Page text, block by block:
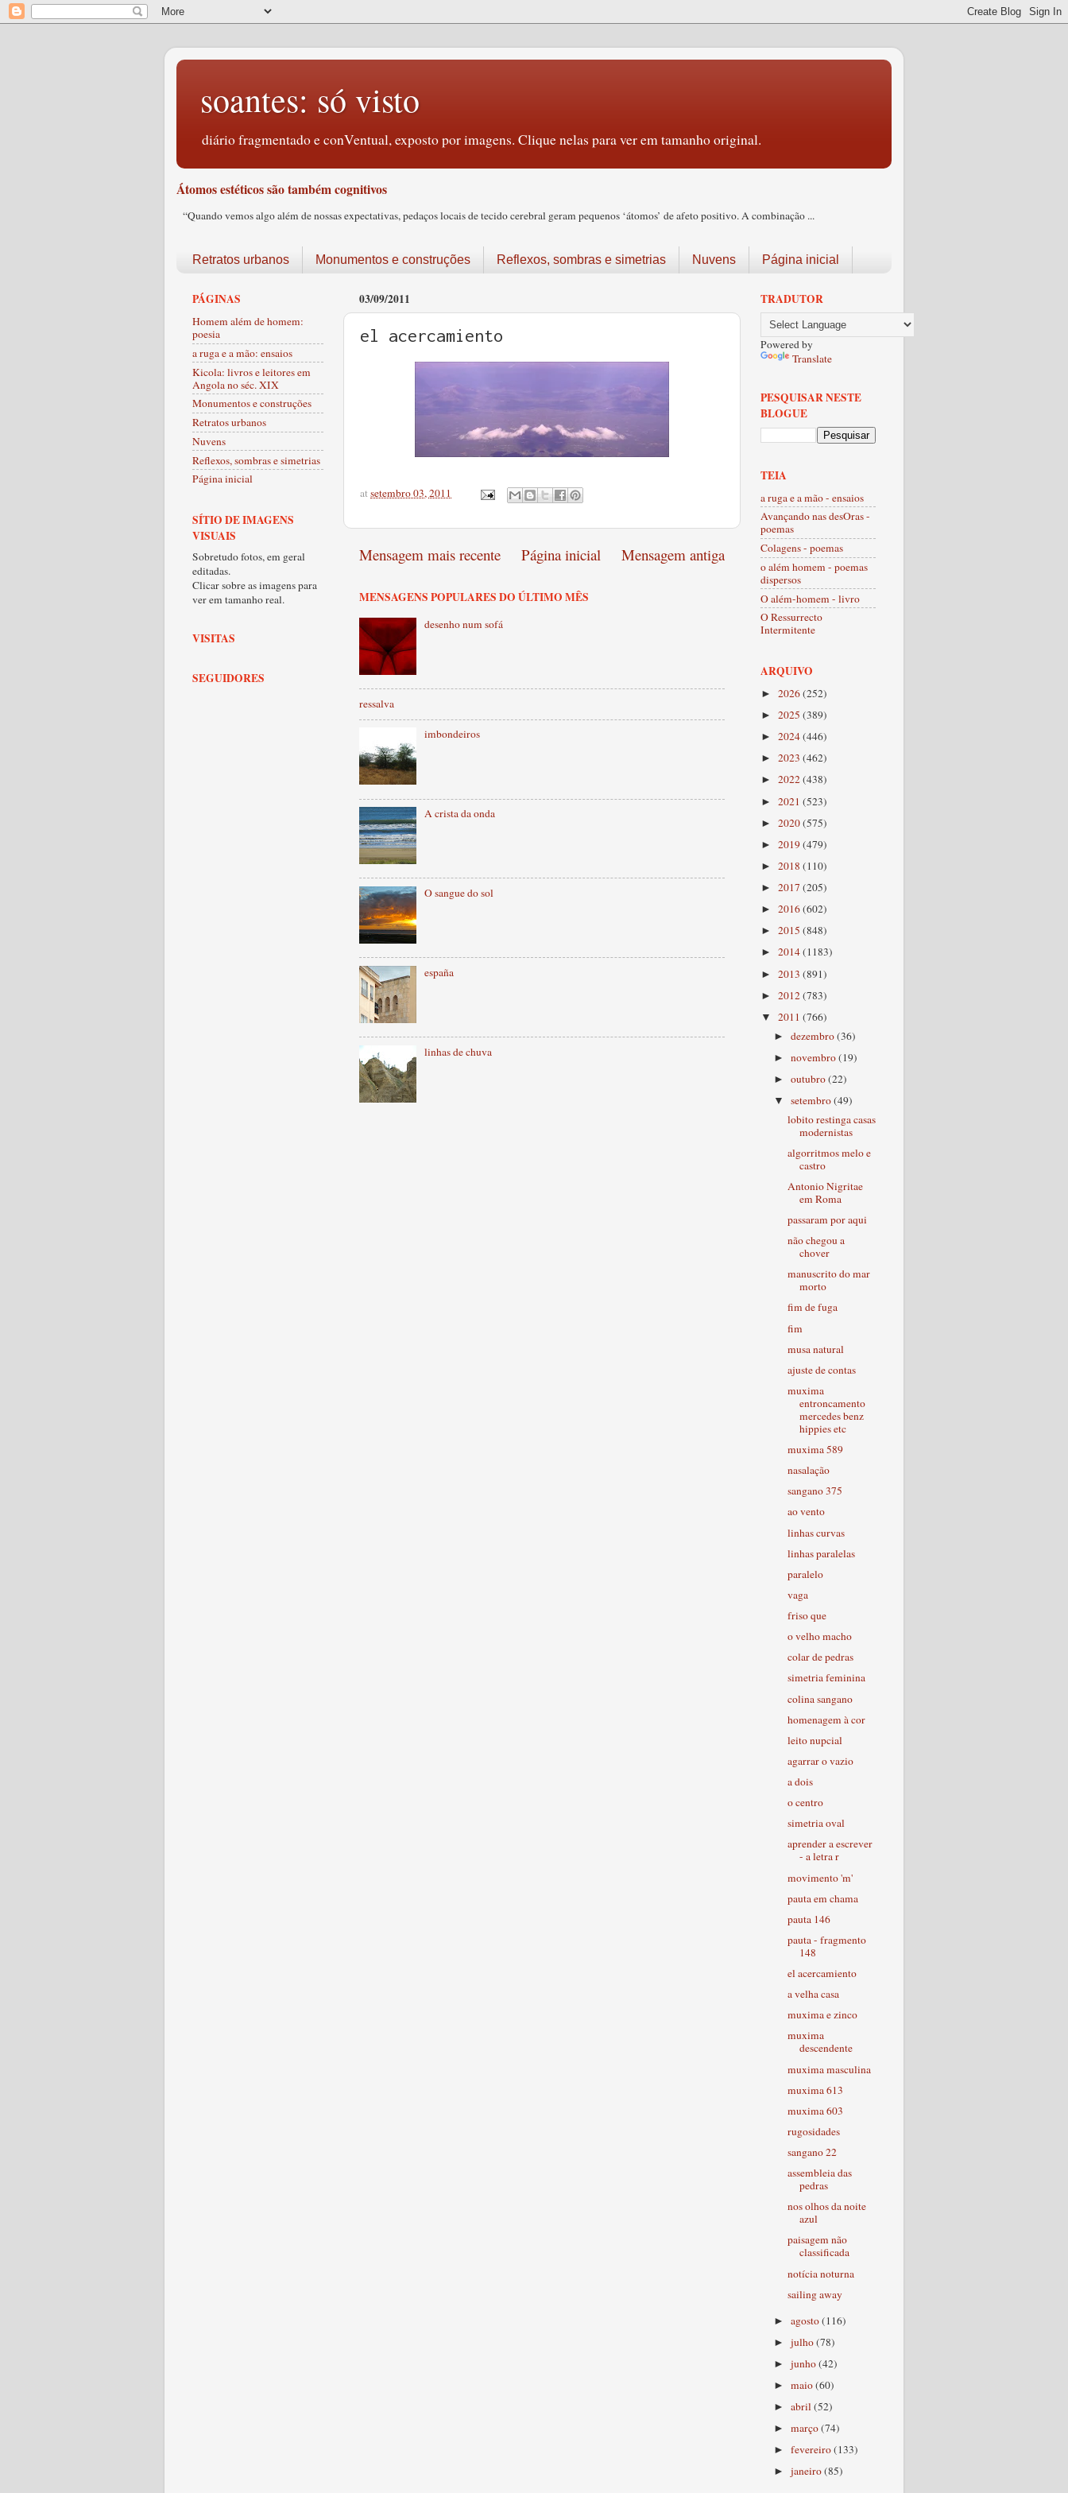
soantes: só visto
diário fragmentado e conVentual, exposto por imagens. Clique nelas para ver em tamanho original.
Átomos estéticos são também cognitivos
“Quando vemos algo além de nossas expectativas, pedaços locais de tecido cerebral geram pequenos ‘átomos’ de afeto positivo. A combinação ...
Retratos urbanos Monumentos e construções Reflexos, sombras e simetrias Nuvens Página inicial
03/09/2011
el acercamiento
atsetembro 03, 2011
Mensagem mais recente Mensagem antiga
Página inicial
MENSAGENS POPULARES DO ÚLTIMO MÊS
desenho num sofá
ressalva
imbondeiros
A crista da onda
O sangue do sol
españa
linhas de chuva
PÁGINAS
Homem além de homem:
poesia
a ruga e a mão: ensaios
Kicola: livros e leitores em
Angola no séc. XIX
Monumentos e construções
Retratos urbanos
Nuvens
Reflexos, sombras e simetrias
Página inicial
SÍTIO DE IMAGENS
VISUAIS
Sobretudo fotos, em geral
editadas.
Clicar sobre as imagens para
ver em tamanho real.
VISITAS
SEGUIDORES
TRADUTOR
Powered by
Translate
PESQUISAR NESTE
BLOGUE
TEIA
a ruga e a mão - ensaios
Avançando nas desOras -
poemas
Colagens - poemas
o além homem - poemas
dispersos
O além-homem - livro
O Ressurrecto
Intermitente
ARQUIVO
► 2026(252)
► 2025 (389)
► 2024(446)
► 2023 (462)
► 2022(438)
► 2021 (523)
► 2020(575)
► 2019(479)
► 2018 (110)
► 2017 (205)
► 2016(602)
► 2015 (848)
► 2014(1183)
► 2013 (891)
► 2012(783)
▼ 2011 (766)
►dezembro(36)
►novembro(19)
►outubro(22)
▼setembro(49)
lobito restinga casas
modernistas
algorritmos melo e
castro
Antonio Nigritae
em Roma
passaram por aqui
não chegou a
chover
manuscrito do mar
morto
fim de fuga
fim
musa natural
ajuste de contas
muxima
entroncamento
mercedes benz
hippies etc
muxima 589
nasalação
sangano 375
ao vento
linhas curvas
linhas paralelas
paralelo
vaga
friso que
o velho macho
colar de pedras
simetria feminina
colina sangano
homenagem à cor
leito nupcial
agarrar o vazio
a dois
o centro
simetria oval
aprender a escrever
- a letra r
movimento 'm'
pauta em chama
pauta 146
pauta - fragmento
148
el acercamiento
a velha casa
muxima e zinco
muxima
descendente
muxima masculina
muxima 613
muxima 603
rugosidades
sangano 22
assembleia das
pedras
nos olhos da noite
azul
paisagem não
classificada
notícia noturna
sailing away
►agosto(116)
►julho(78)
►junho(42)
►maio(60)
►abril(52)
►março(74)
►fevereiro(133)
►janeiro(85)